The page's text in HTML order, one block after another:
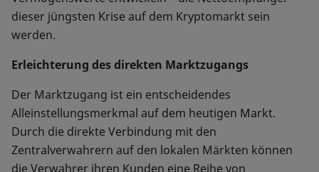
dieser jüngsten Krise auf dem Kryptomarkt sein
werden.
Erleichterung des direkten Marktzugangs
Der Marktzugang ist ein entscheidendes
Alleinstellungsmerkmal auf dem heutigen Markt.
Durch die direkte Verbindung mit den
Zentralverwahrern auf den lokalen Märkten können
die Verwahrer ihren Kunden eine Reihe von